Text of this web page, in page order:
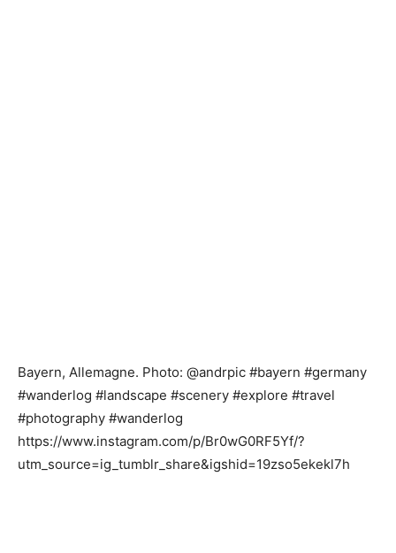
Bayern, Allemagne. Photo: @andrpic #bayern #germany
#wanderlog #landscape #scenery #explore #travel
#photography #wanderlog
https://www.instagram.com/p/Br0wG0RF5Yf/?
utm_source=ig_tumblr_share&igshid=19zso5ekekl7h